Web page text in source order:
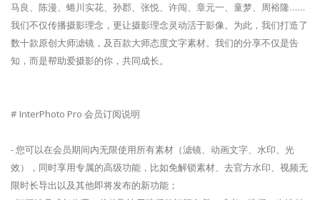
马良、陈漫、蜷川实花、孙郡、张悦、许闯、章元一、童梦、周裕隆……
我们不仅传播摄影理念，更让摄影理念灵动活于影像。为此，我们打造了
数十款原创大师滤镜，及百款大师态度文字素材。我们的分享不仅是告
知，而是帮助爱摄影的你，共同成长。
# InterPhoto Pro 会员订阅说明
- 您可以在会员期间内无限使用所有素材（滤镜、动画文字、水印、光
效），同时享用专属的高级功能，比如免解锁素材、去官方水印、视频无
限时长导出以及其他即将发布的新功能；